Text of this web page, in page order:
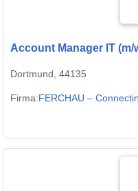
Account Manager IT (m/
Dortmund, 44135
Firma:FERCHAU –